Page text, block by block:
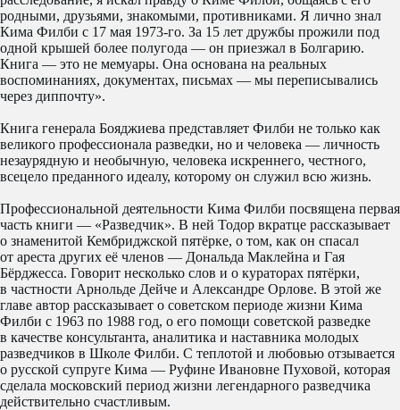
родными, друзьями, знакомыми, противниками. Я лично знал
Кима Филби с 17 мая 1973-го. За 15 лет дружбы прожили под
одной крышей более полугода — он приезжал в Болгарию.
Книга — это не мемуары. Она основана на реальных
воспоминаниях, документах, письмах — мы переписывались
через диппочту».
Книга генерала Бояджиева представляет Филби не только как
великого профессионала разведки, но и человека — личность
незаурядную и необычную, человека искреннего, честного,
всецело преданного идеалу, которому он служил всю жизнь.
Профессиональной деятельности Кима Филби посвящена первая
часть книги — «Разведчик». В ней Тодор вкратце рассказывает
о знаменитой Кембриджской пятёрке, о том, как он спасал
от ареста других её членов — Дональда Маклейна и Гая
Бёрджесса. Говорит несколько слов и о кураторах пятёрки,
в частности Арнольде Дейче и Александре Орлове. В этой же
главе автор рассказывает о советском периоде жизни Кима
Филби с 1963 по 1988 год, о его помощи советской разведке
в качестве консультанта, аналитика и наставника молодых
разведчиков в Школе Филби. С теплотой и любовью отзывается
о русской супруге Кима — Руфине Ивановне Пуховой, которая
сделала московский период жизни легендарного разведчика
действительно счастливым.